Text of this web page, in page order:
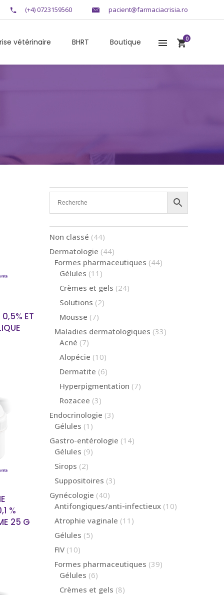
(+4) 0723159560 pacient@farmaciacrisia.ro
vétérinaire BHRT Boutique 0
0,5% ET
%
25 G
Non classé 4444
Dermatologie 4444
produits
Formes pharmaceutiques 4444
Gélules 11 11
produits
Crèmes et gels 2424
Solutions 22
Mousse 77
produits
Maladies dermatologiques 3333
Acné 77
Alopécie 1010
Dermatite 66
produits
Hyperpigmentation 77
Rozacee 33
Endocrinologie 33
Gélules 1 1
produit
Gastro-entérologie 1414
Gélules 99
Sirops 22
produits
Suppositoires 33
Gynécologie 4040
produits
Antifongiques/anti-infectieux 1010
Atrophie vaginale 11 11
Gélules 55
FIV 1010
produits
Formes pharmaceutiques 3939
Gélules 66
produits
Crèmes et gels 88